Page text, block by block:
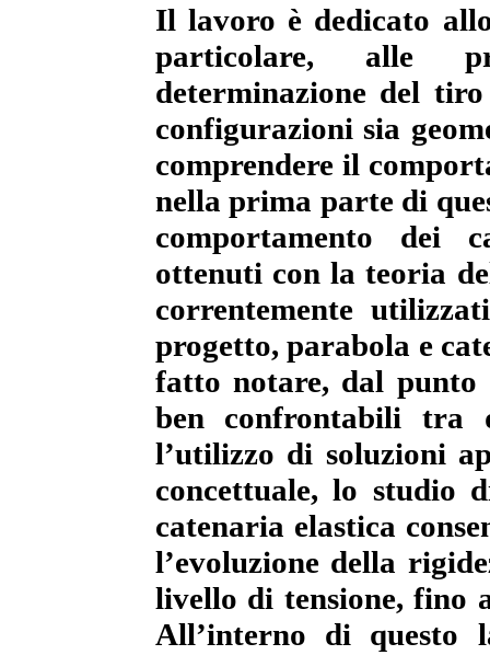
Il lavoro è dedicato
particolare, alle
determinazione del
configurazioni sia
comprendere il
nella prima parte di
comportamento dei
ottenuti con la teoria
correntemente
progetto, parabola e
fatto notare, dal
ben confrontabili tra
l’utilizzo di soluzioni
concettuale, lo studio
catenaria elastica
l’evoluzione della
livello di tensione, fino
All’interno di questo